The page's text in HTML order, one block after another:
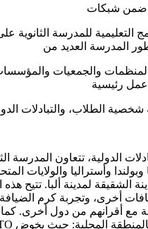
ضمن شبكات
التعليمية للمدرسة الثانوية
المدرسة العديد من
والجمعيات
الدولية، تتعاون المدرسة
وبولندا وأستراليا والولايات
الشقيقة لمدينة ألبا. تتيح
أخرى، وتجربة كرم الضيافة
مع أقرانهم من دول أخرى. كما